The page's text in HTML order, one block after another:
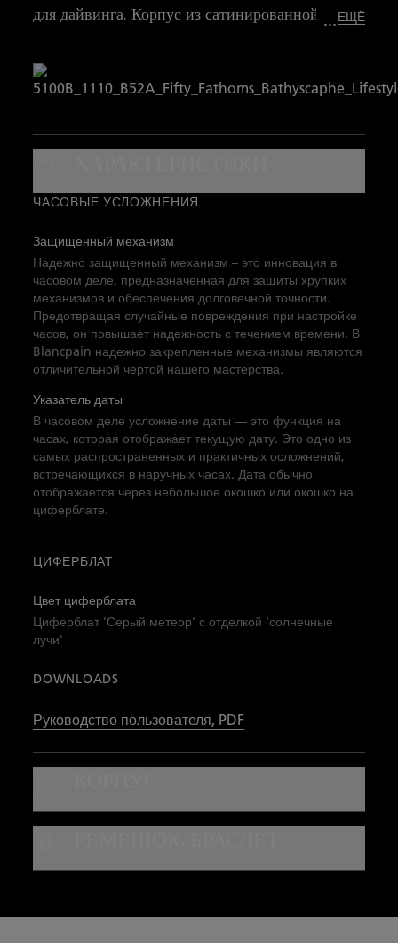
для дайвинга. Корпус из сатинированной стали
метеоритным циферблатом и
однонаправленным безелем с керамической
для оптимальной читаемости.
запас хода на 100 часов. В комплекте с
водонепроницаемостью до 30 бар, он
обеспечивает стиль и надежность как на суше,
так и под водой.
ЕЩЁ
ЧАСОВЫЕ УСЛОЖНЕНИЯ
Защищенный механизм
Надежно защищенный механизм – это инновация в
часовом деле, предназначенная для защиты хрупких
механизмов и обеспечения долговечной точности.
Предотвращая случайные повреждения при настройке
часов, он повышает надежность с течением времени. В
Blancpain надежно закрепленные механизмы являются
отличительной чертой нашего мастерства.
Указатель даты
В часовом деле усложнение даты — это функция на
часах, которая отображает текущую дату. Это одно из
самых распространенных и практичных осложнений,
встречающихся в наручных часах. Дата обычно
отображается через небольшое окошко или окошко на
циферблате.
ЦИФЕРБЛАТ
Цвет циферблата
Циферблат 'Серый метеор' с отделкой 'солнечные
лучи'
DOWNLOADS
Руководство пользователя, PDF
Водонепроницаемость до 30 бар